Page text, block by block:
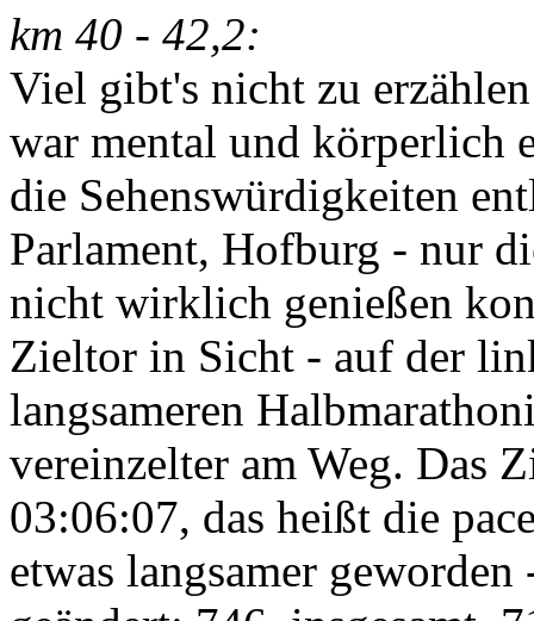
km 40 - 42,2:
Viel gibt's nicht zu
war mental und körperlich
die Sehenswürdigkeiten
Parlament, Hofburg - nur
nicht wirklich genießen
Zieltor in Sicht - auf der
langsameren
vereinzelter am Weg. Das
03:06:07, das heißt die
etwas langsamer